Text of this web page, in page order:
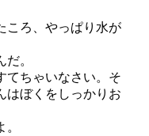
ころ、やっぱり水が
。
てちゃいなさい。そ
はぼくをしっかりお